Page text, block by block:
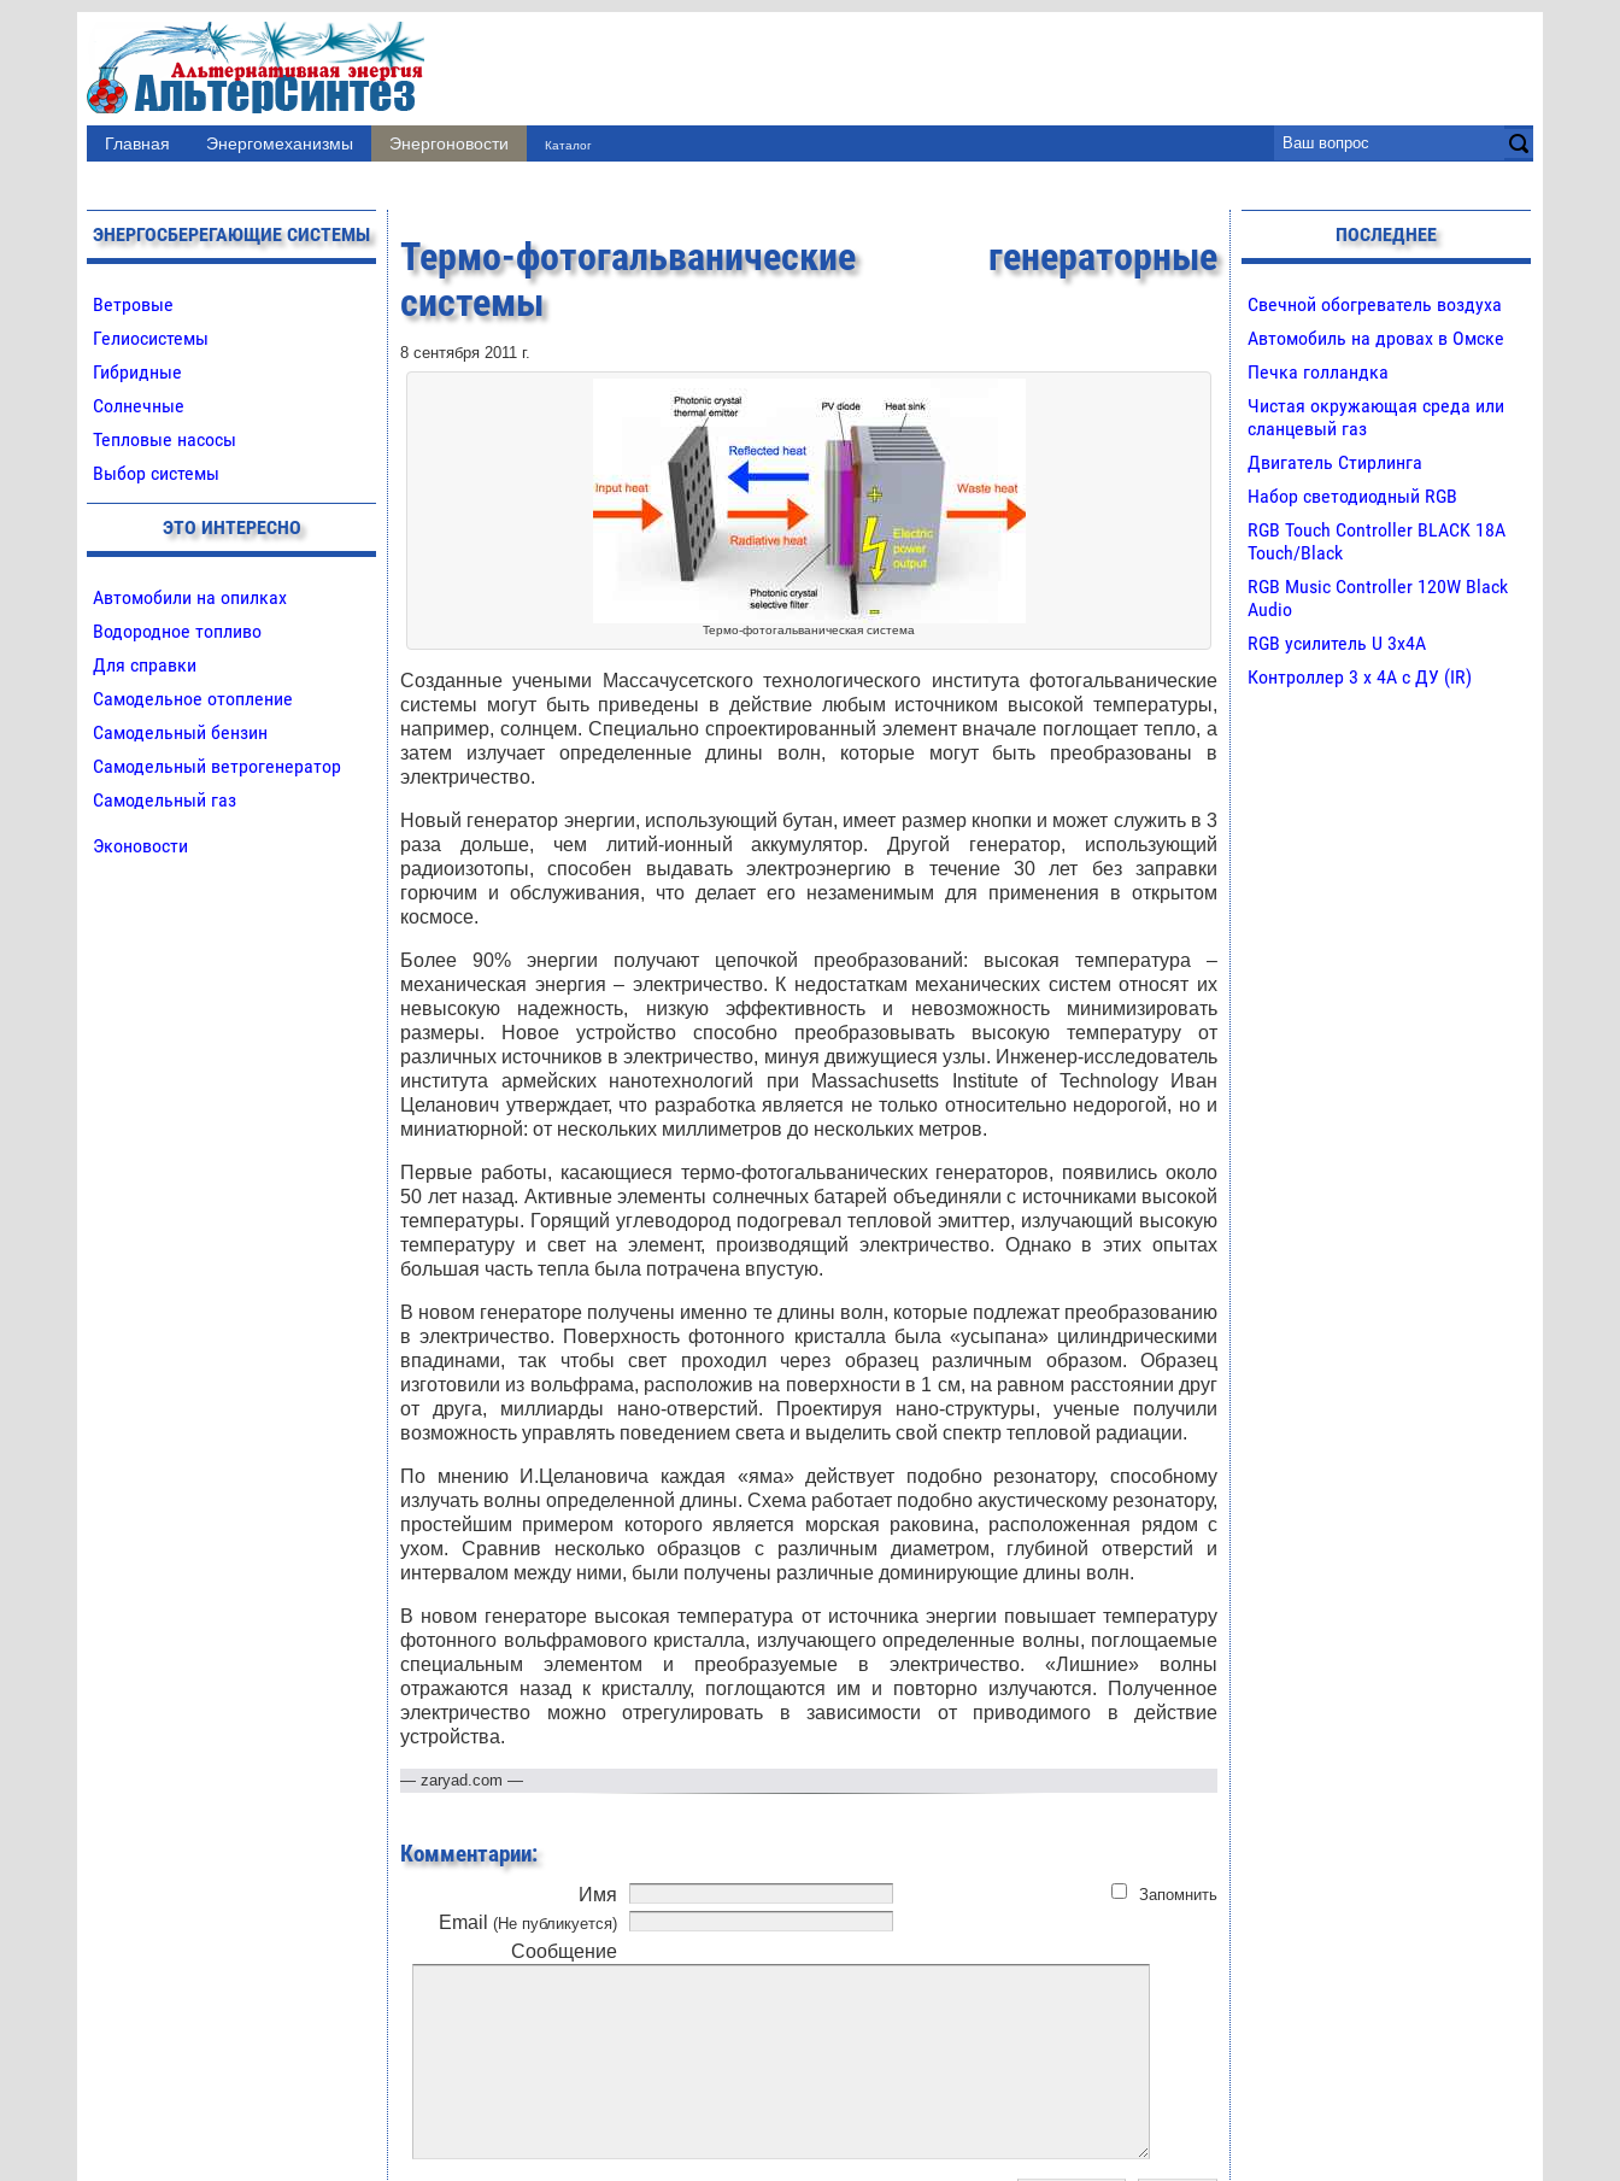
Главная Энергомеханизмы Энергоновости Каталог
ЭНЕРГОСБЕРЕГАЮЩИЕ СИСТЕМЫ
Ветровые
Гелиосистемы
Гибридные
Солнечные
Тепловые насосы
Выбор системы
ЭТО ИНТЕРЕСНО
Автомобили на опилках
Водородное топливо
Для справки
Самодельное отопление
Самодельный бензин
Самодельный ветрогенератор
Самодельный газ
Эконовости
Термо-фотогальванические генераторные
системы
8 сентября 2011 г.
Термо-фотогальваническая система
Созданные учеными Массачусетского технологического института фотогальванические
системы могут быть приведены в действие любым источником высокой температуры,
например, солнцем. Специально спроектированный элемент вначале поглощает тепло, а
затем излучает определенные длины волн, которые могут быть преобразованы в
электричество.
Новый генератор энергии, использующий бутан, имеет размер кнопки и может служить в 3
раза дольше, чем литий-ионный аккумулятор. Другой генератор, использующий
радиоизотопы, способен выдавать электроэнергию в течение 30 лет без заправки
горючим и обслуживания, что делает его незаменимым для применения в открытом
космосе.
Более 90% энергии получают цепочкой преобразований: высокая температура –
механическая энергия – электричество. К недостаткам механических систем относят их
невысокую надежность, низкую эффективность и невозможность минимизировать
размеры. Новое устройство способно преобразовывать высокую температуру от
различных источников в электричество, минуя движущиеся узлы. Инженер-исследователь
института армейских нанотехнологий при Massachusetts Institute of Technology Иван
Целанович утверждает, что разработка является не только относительно недорогой, но и
миниатюрной: от нескольких миллиметров до нескольких метров.
Первые работы, касающиеся термо-фотогальванических генераторов, появились около
50 лет назад. Активные элементы солнечных батарей объединяли с источниками высокой
температуры. Горящий углеводород подогревал тепловой эмиттер, излучающий высокую
температуру и свет на элемент, производящий электричество. Однако в этих опытах
большая часть тепла была потрачена впустую.
В новом генераторе получены именно те длины волн, которые подлежат преобразованию
в электричество. Поверхность фотонного кристалла была «усыпана» цилиндрическими
впадинами, так чтобы свет проходил через образец различным образом. Образец
изготовили из вольфрама, расположив на поверхности в 1 см, на равном расстоянии друг
от друга, миллиарды нано-отверстий. Проектируя нано-структуры, ученые получили
возможность управлять поведением света и выделить свой спектр тепловой радиации.
По мнению И.Целановича каждая «яма» действует подобно резонатору, способному
излучать волны определенной длины. Схема работает подобно акустическому резонатору,
простейшим примером которого является морская раковина, расположенная рядом с
ухом. Сравнив несколько образцов с различным диаметром, глубиной отверстий и
интервалом между ними, были получены различные доминирующие длины волн.
В новом генераторе высокая температура от источника энергии повышает температуру
фотонного вольфрамового кристалла, излучающего определенные волны, поглощаемые
специальным элементом и преобразуемые в электричество. «Лишние» волны
отражаются назад к кристаллу, поглощаются им и повторно излучаются. Полученное
электричество можно отрегулировать в зависимости от приводимого в действие
устройства.
— zaryad.com —
Комментарии:
Запомнить
Имя
Email (Не публикуется)
Сообщение
ПОСЛЕДНЕЕ
Свечной обогреватель воздуха
Автомобиль на дровах в Омске
Печка голландка
Чистая окружающая среда или
сланцевый газ
Двигатель Стирлинга
Набор светодиодный RGB
RGB Touch Controller BLACK 18A
Touch/Black
RGB Music Controller 120W Black
Audio
RGB усилитель U 3х4A
Контроллер 3 х 4А с ДУ (IR)